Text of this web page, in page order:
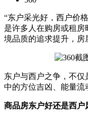
“东户采光好，西户价
是许多人在购房或租
境品质的追求提升，房
东户与西户之争，不
中的方位吉凶、能量流
商品房东户好还是西户